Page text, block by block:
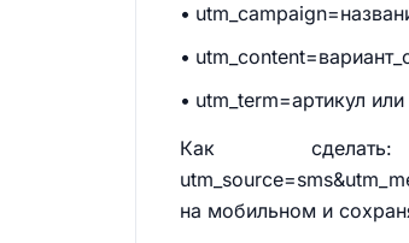
utm_term=артикул
Как
на мобильном и